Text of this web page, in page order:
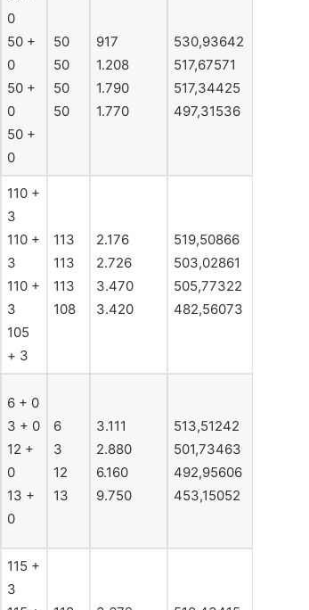
0
50 +
0
50 +
0
50 +
0
50
50
50
50
917
1.208
1.790
1.770
530,93642
517,67571
517,34425
497,31536
110 +
3
110 +
3
110 +
3
105
+ 3
113
113
113
108
2.176
2.726
3.470
3.420
519,50866
503,02861
505,77322
482,56073
6 + 0
3 + 0
12 +
0
13 +
0
6
3
12
13
3.111
2.880
6.160
9.750
513,51242
501,73463
492,95606
453,15052
115 +
3